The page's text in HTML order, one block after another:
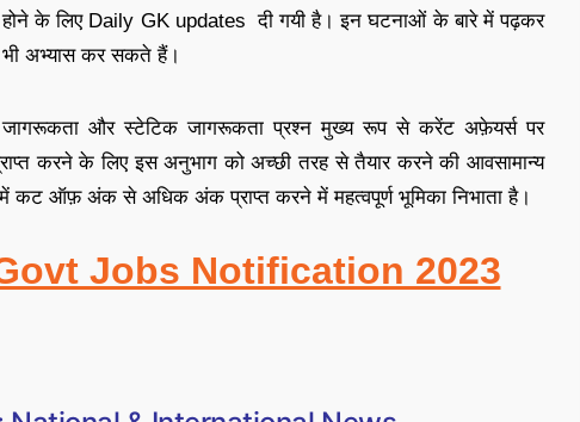
के लिए Daily GK updates दी गयी है। इन घटनाओं के बारे में पढ़कर
अभ्यास कर सकते हैं।
और स्टेटिक जागरूकता प्रश्न मुख्य रूप से करेंट अफ़ेयर्स पर
करने के लिए इस अनुभाग को अच्छी तरह से तैयार करने की आवसामान्य
में कट ऑफ़ अंक से अधिक अंक प्राप्त करने में महत्वपूर्ण भूमिका निभाता है।
Jobs Notification 2023